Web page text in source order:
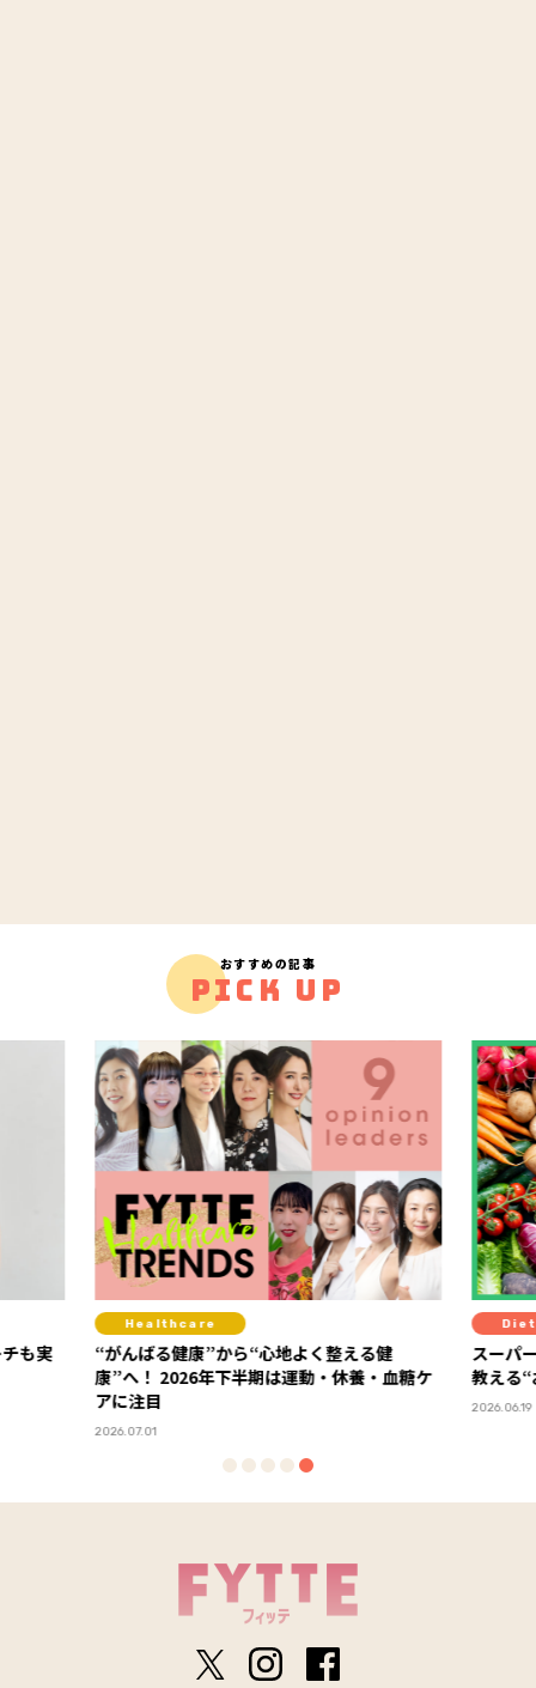
おすすめの記事
PICK UP
も実
Healthcare
“がんばる健康”から“心地よく整える健
康”へ！ 2026年下半期は運動・休養・血糖ケ
アに注目
2026.07.01
Diet
スーパ
教える
2026.06.19